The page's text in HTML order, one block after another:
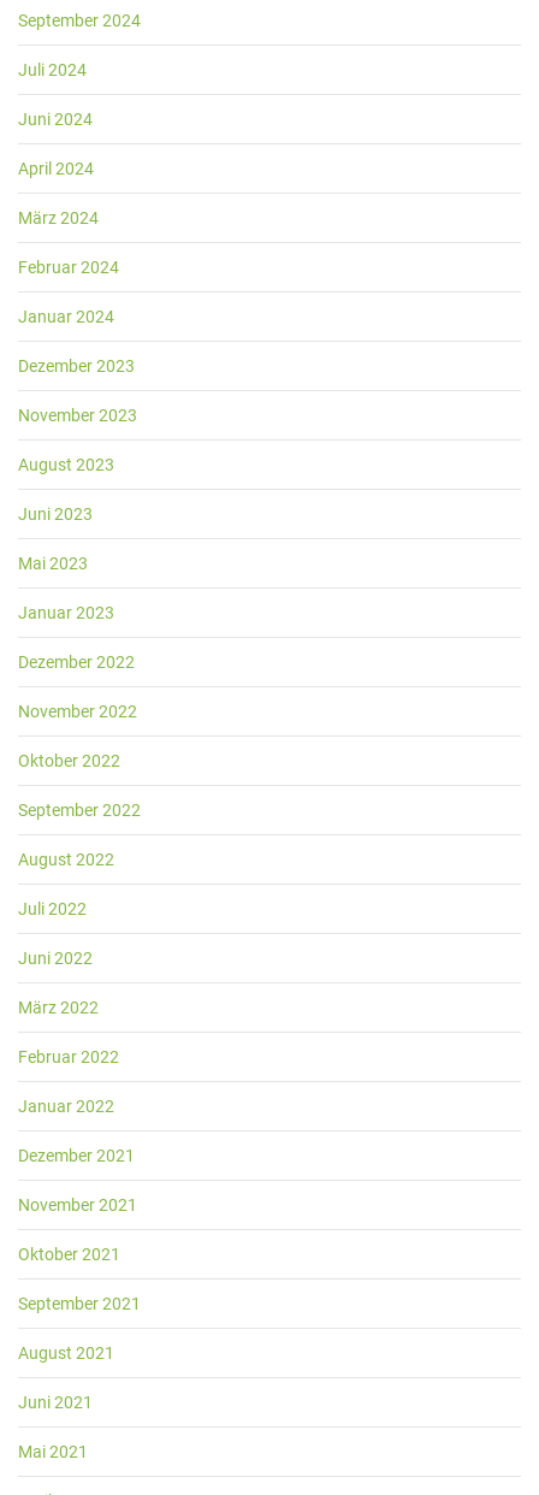
September 2024
Juli 2024
Juni 2024
April 2024
März 2024
Februar 2024
Januar 2024
Dezember 2023
November 2023
August 2023
Juni 2023
Mai 2023
Januar 2023
Dezember 2022
November 2022
Oktober 2022
September 2022
August 2022
Juli 2022
Juni 2022
März 2022
Februar 2022
Januar 2022
Dezember 2021
November 2021
Oktober 2021
September 2021
August 2021
Juni 2021
Mai 2021